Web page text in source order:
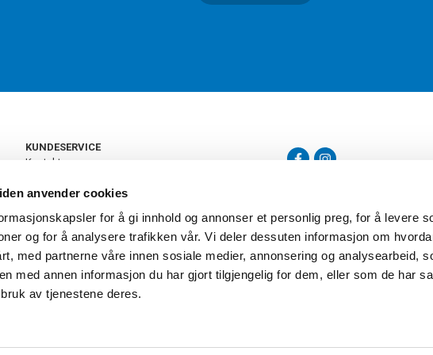
anvender cookies
for å gi innhold og annonser et personlig preg, for å levere
og for å analysere trafikken vår. Vi deler dessuten informasjon om
med partnerne våre innen sosiale medier, annonsering og analysearbeid,
med annen informasjon du har gjort tilgjengelig for dem, eller som de har
av tjenestene deres.
KUNDESERVICE
Kontakt oss
Retur og bytte
Personvern
Frakt og levering
Ledige stillinger
FAQ - Ofte stilte spørsmål
Åpenhetsloven
Torshov Sport har over 90 års
klubbhandel. Torshov Sport har
Drammen, Sandvika Storsenter